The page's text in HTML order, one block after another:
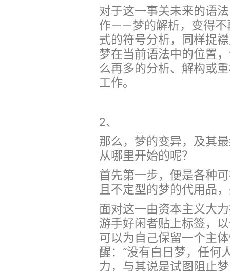
对于这一事关未来的语
作——梦的解析，变得不
式的符号分析，同样捉
梦在当前语法中的位置
么再多的分析、解构或
工作。
2、
那么，梦的变异，及其
从哪里开始的呢？
首先第一步，便是各种
且不定型的梦的代用品
面对这一由资本主义大
游手好闲者贴上标签，
可以为自己保留一个主
醒：“没有白日梦，任何
力，与其说是试图阻止